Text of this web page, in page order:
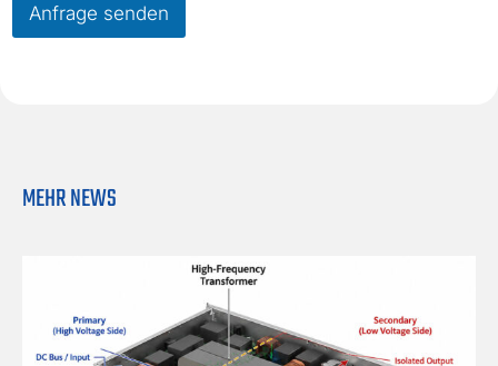
Anfrage senden
MEHR NEWS